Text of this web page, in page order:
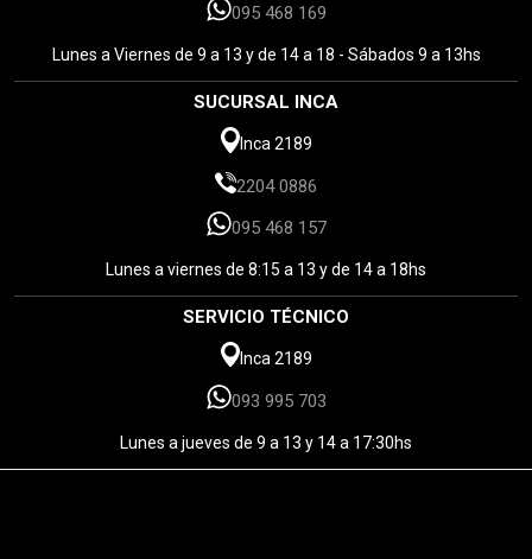
095 468 169
Lunes a Viernes de 9 a 13 y de 14 a 18 - Sábados 9 a 13hs
SUCURSAL INCA
Inca 2189
2204 0886
095 468 157
Lunes a viernes de 8:15 a 13 y de 14 a 18hs
SERVICIO TÉCNICO
Inca 2189
093 995 703
Lunes a jueves de 9 a 13 y 14 a 17:30hs